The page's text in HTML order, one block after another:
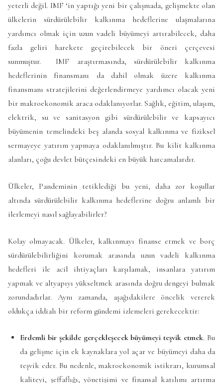
yeterli değil. IMF ‘in yaptığı yeni bir çalışmada, gelişmekte olan
ülkelerin sürdürülebilir kalkınma hedeflerine ulaşmalarına
yardımcı olmak için uzun vadeli büyümeyi artırabilecek, daha
fazla geliri harekete geçirebilecek bir öneri çerçevesi
sunmuştur. IMF araştırmasında, sürdürülebilir kalkınma
hedeflerinin finansmanı da dahil olmak üzere kalkınma
finansmanı stratejilerini değerlendirmeye yardımcı olacak yeni
bir makroekonomik araca odaklanıyorlar. Sağlık, eğitim, ulaşım,
elektrik, su ve sanitasyon gibi sürdürülebilir ve kapsayıcı
büyümenin temelindeki beş alanda sosyal kalkınma ve fiziksel
sermayeye yatırım yapmaya odaklanılmıştır. Bu kilit kalkınma
alanları, çoğu devlet bütçesindeki en büyük harcamalardır.
Ülkeler, Pandeminin tetiklediği bu yeni, daha zor koşullar
altında sürdürülebilir kalkınma hedeflerine doğru anlamlı bir
ilerlemeyi nasıl sağlayabilirler?
Kolay olmayacak. Ülkeler, kalkınmayı finanse etmek ve borç
sürdürülebilirliğini korumak arasında uzun vadeli kalkınma
hedefleri ile acil ihtiyaçları karşılamak, insanlara yatırım
yapmak ve altyapıyı yükseltmek arasında doğru dengeyi bulmak
zorundadırlar. Aynı zamanda, aşağıdakilere öncelik vererek
oldukça iddialı bir reform gündemi izlemeleri gerekecektir:
Erdemli bir şekilde gerçekleşecek büyümeyi teşvik etmek. Bu
da gelişme için ek kaynaklara yol açar ve büyümeyi daha da
teşvik eder. Bu nedenle, makroekonomik istikrarı, kurumsal
kaliteyi, şeffaflığı, yönetişimi ve finansal katılımı artırma